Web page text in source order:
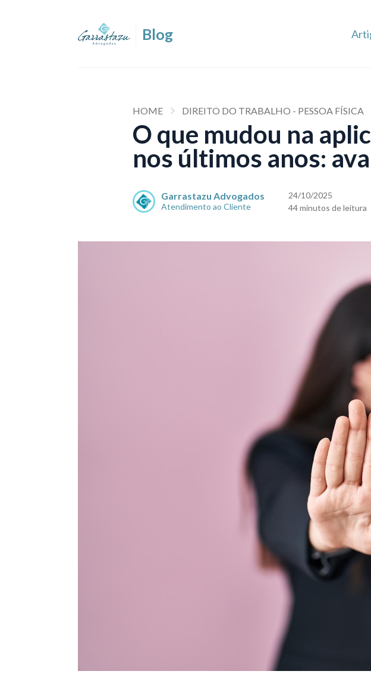
HOME DIREITO DO TRABALHO - PESSOA FÍSICA
O que mudou na
nos últimos anos:
Garrastazu Advogados
Atendimento ao Cliente
24/10/2025
44 minutos de leitura